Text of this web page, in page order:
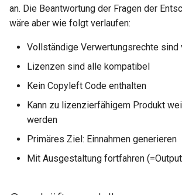
an. Die Beantwortung der Fragen der
wäre aber wie folgt verlaufen:
Vollständige Verwertungsrechte sind
Lizenzen sind alle kompatibel
Kein Copyleft Code enthalten
Kann zu lizenzierfähigem Produkt
werden
Primäres Ziel: Einnahmen generieren
Mit Ausgestaltung fortfahren